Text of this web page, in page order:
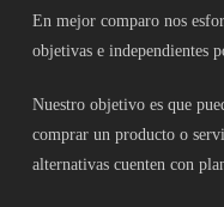
En mejor comparo nos
objetivas e independientes
Nuestro objetivo es que
comprar un producto o
alternativas cuenten con